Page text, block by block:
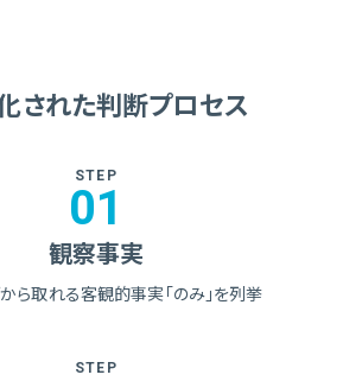
された判断プロセス
STEP
01
観察事実
ら取れる客観的事実「のみ」を列挙
STEP